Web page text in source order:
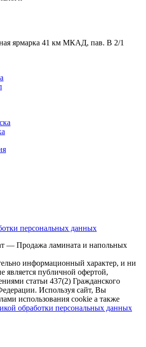
ярмарка 41 км МКАД, пав. В 2/1
персональных данных
— Продажа ламината и напольных
информационный характер, и ни
является публичной офертой,
статьи 437(2) Гражданского
Используя сайт, Вы
использования cookie а также
обработки персональных данных